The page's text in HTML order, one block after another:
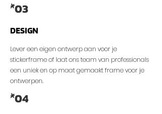
*03
DESIGN
Lever een eigen ontwerp aan voor je
stickerframe of laat ons team van professionals
een uniek en op maat gemaakt frame voor je
ontwerpen.
*04